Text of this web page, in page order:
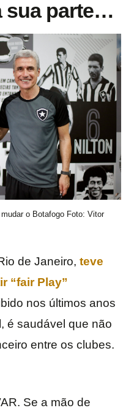
sua parte…
o Botafogo Foto: Vitor
de Janeiro, teve
“fair Play”
nos últimos anos
é saudável que não
entre os clubes.
Se a mão de